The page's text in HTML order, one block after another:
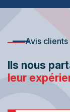
Avis clients
Ils nous
leur